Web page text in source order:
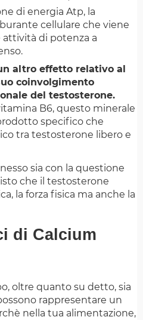
di energia Atp, la
cellulare che viene
di potenza a
altro effetto relativo al
coinvolgimento
del testosterone.
B6, questo minerale
specifico che
tra testosterone libero e
sia con la questione
che il testosterone
la forza fisica ma anche la
di Calcium
oltre quanto su detto, sia
rappresentare un
nella tua alimentazione,